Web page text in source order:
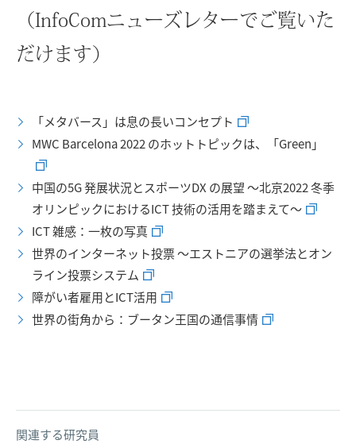
（InfoComニューズレターでご覧いた
だけます）
「メタバース」は息の長いコンセプト
MWC Barcelona 2022 のホットトピックは、「Green」
中国の5G 発展状況とスポーツDX の展望 ～北京2022 冬季
オリンピックにおけるICT 技術の活用を踏まえて～
ICT 雑感：一枚の写真
世界のインターネット投票 ～エストニアの選挙法とオン
ライン投票システム
障がい者雇用とICT活用
世界の街角から：ブータン王国の通信事情
関連する研究員